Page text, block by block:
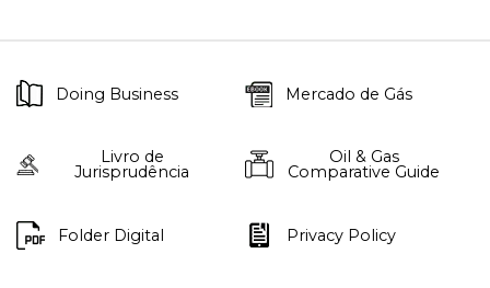
Doing Business Mercado de Gás
Livro de
Jurisprudência
Oil & Gas
Comparative Guide
Folder Digital Privacy Policy